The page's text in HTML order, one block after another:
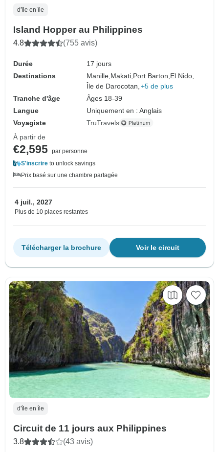
d'île en île
Island Hopper au Philippines
4.8 (755 avis)
Durée
17 jours
Destinations
Manille, Makati, Port Barton, El Nido,
Île de Darocotan, +5 de plus
Tranche d'âge
Âges 18-39
Langue
Uniquement en : Anglais
Voyagiste
TruTravels
À partir de
€2,595 par personne
S'inscrire to unlock savings
Prix basé sur une chambre partagée
4 juil., 2027
Plus de 10 places restantes
Voir le circuit
Télécharger la brochure
d'île en île
Circuit de 11 jours aux Philippines
3.8 (43 avis)